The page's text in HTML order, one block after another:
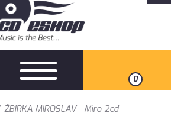
0
ŽBIRKA MIROSLAV - Miro-2cd